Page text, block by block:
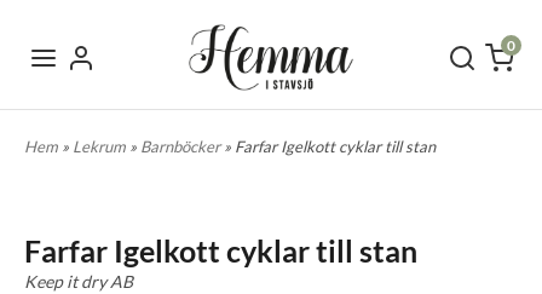
0
Hem » Lekrum » Barnböcker» Farfar Igelkott cyklar till stan
Farfar Igelkott cyklar till stan
Keep it dry AB